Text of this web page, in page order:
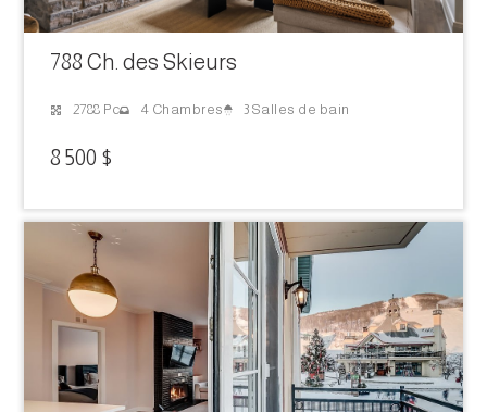
788 Ch. des Skieurs
2788 Pc 4 Chambres 3 Salles de bain
8 500 $